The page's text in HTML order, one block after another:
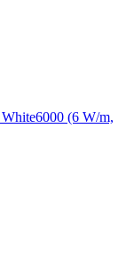
(6 W/m,